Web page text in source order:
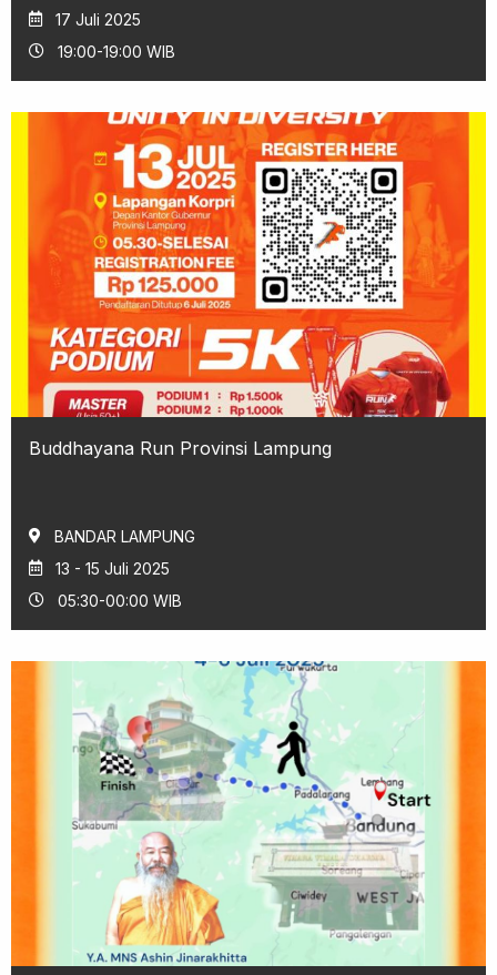
17 Juli 2025
19:00-19:00 WIB
Buddhayana Run Provinsi Lampung
BANDAR LAMPUNG
13 - 15 Juli 2025
05:30-00:00 WIB